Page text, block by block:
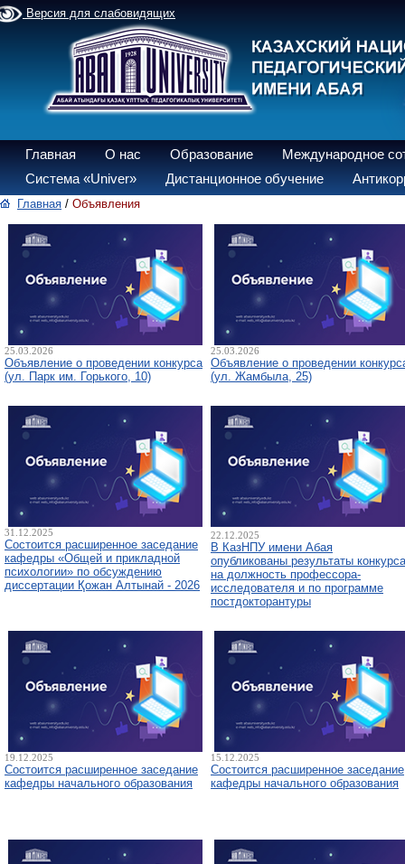
Версия для слабовидящих
Главная О нас Образование
Международное
Система «Univer»
Дистанционное обучение
Главная / Объявления
25.03.2026
Объявление о проведении конкурса
(ул. Парк им. Горького, 10)
25.03.2026
Объявление о проведении
(ул. Жамбыла, 25)
31.12.2025
Состоится расширенное заседание
кафедры «Общей и прикладной
психологии» по обсуждению
диссертации Қожан Алтынай - 2026
22.12.2025
В КазНПУ имени Абая
опубликованы результаты конкурса
на должность профессора-
исследователя и по программе
постдокторантуры
19.12.2025
Состоится расширенное заседание
кафедры начального образования
15.12.2025
Состоится расширенное заседание
кафедры начального образования